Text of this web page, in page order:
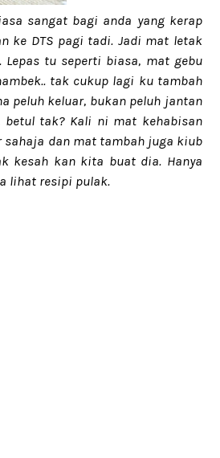
sangat bagi anda yang kerap
ke DTS pagi tadi. Jadi mat letak
tu seperti biasa, mat gebu
tak cukup lagi ku tambah
peluh keluar, bukan peluh jantan
betul tak? Kali ni mat kehabisan
dan mat tambah juga kiub
kesah kan kita buat dia. Hanya
lihat resipi pulak.